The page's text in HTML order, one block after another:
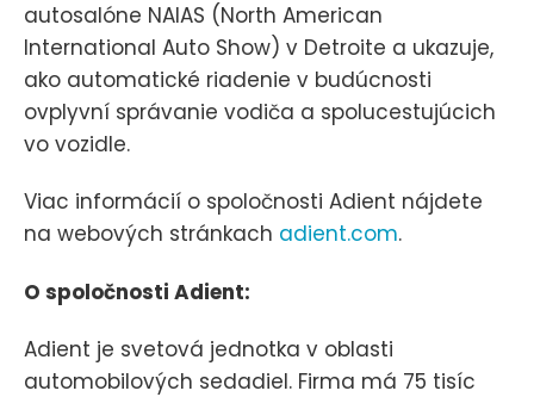
autosalóne NAIAS (North American
International Auto Show) v Detroite a ukazuje,
ako automatické riadenie v budúcnosti
ovplyvní správanie vodiča a spolucestujúcich
vo vozidle.
Viac informácií o spoločnosti Adient nájdete
na webových stránkach adient.com.
O spoločnosti Adient:
Adient je svetová jednotka v oblasti
automobilových sedadiel. Firma má 75 tisíc